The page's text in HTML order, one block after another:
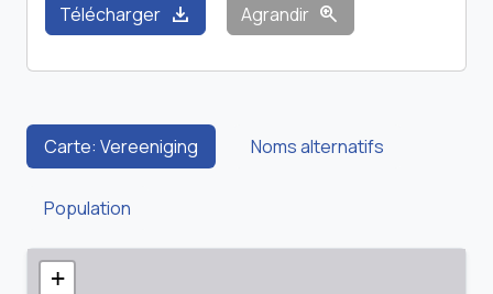
Télécharger download Agrandir zoom_in
Carte: Vereeniging Noms alternatifs
Population
+